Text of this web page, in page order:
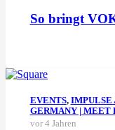
So bringt
EVENTS, IMPULSE
GERMANY | MEET
vor 4 Jahren